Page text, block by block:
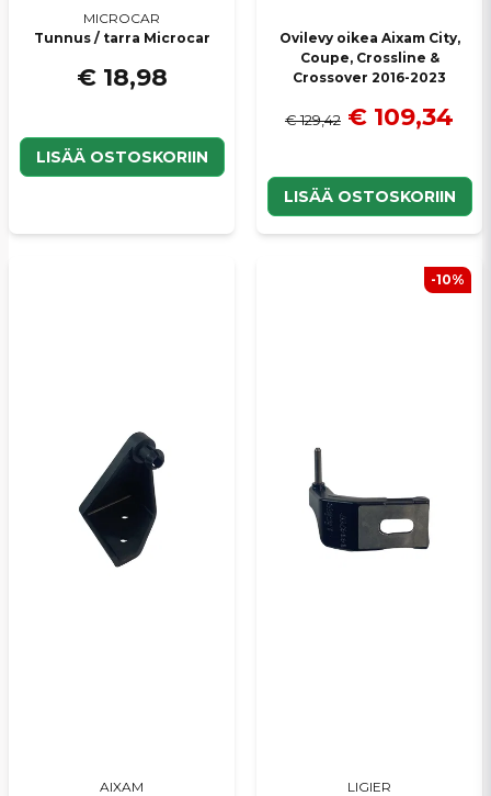
MICROCAR
Tunnus / tarra Microcar
€ 18,98
LISÄÄ OSTOSKORIIN
Ovilevy oikea Aixam City,
Coupe, Crossline &
Crossover 2016-2023
€ 129,42 € 109,34
LISÄÄ OSTOSKORIIN
AIXAM
LIGIER
-10%